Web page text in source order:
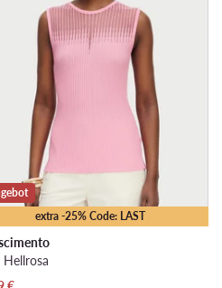
extra -25% Code: LAST
Hellrosa
Preis